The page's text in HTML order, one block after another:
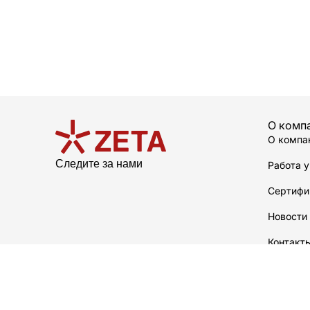
Следите за нами
О
О
Работа
Новости